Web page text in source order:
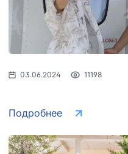
03.06.2024 11198
Подробнее